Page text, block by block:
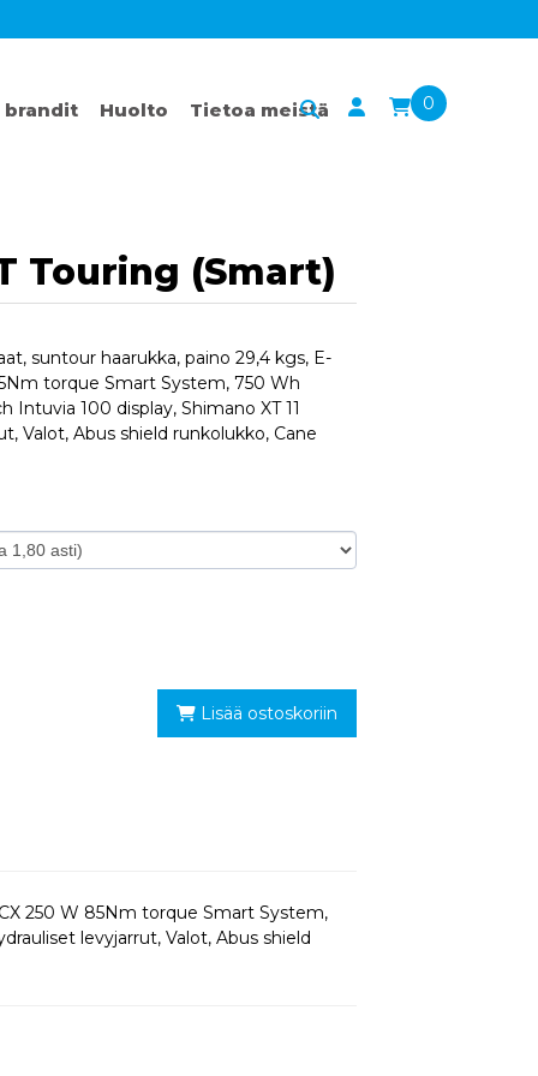
brandit Huolto Tietoa meistä 0
Touring (Smart)
suntour haarukka, paino 29,4 kgs, E-
torque Smart System, 750 Wh
100 display, Shimano XT 11
Valot, Abus shield runkolukko, Cane
Lisää ostoskoriin
250 W 85Nm torque Smart System,
levyjarrut, Valot, Abus shield